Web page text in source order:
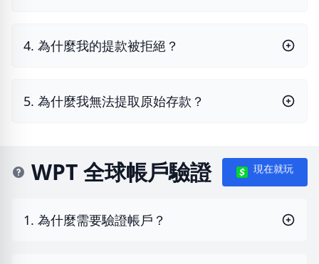
4. 為什麼我的提款被拒絕？
5. 為什麼我無法提取原始存款？
WPT 全球帳戶驗證 現在就玩
1. 為什麼需要驗證帳戶？